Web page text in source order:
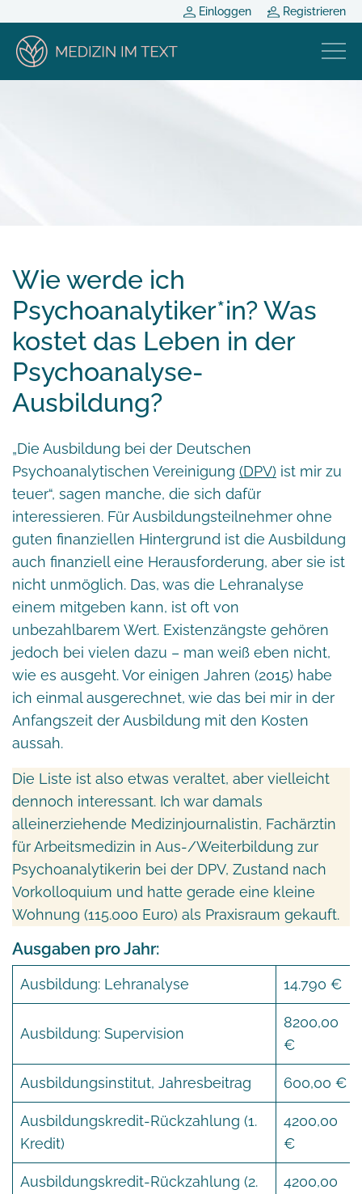
Einloggen Registrieren
Wie werde ich
Psychoanalytiker*in? Was
kostet das Leben in der
Psychoanalyse-
Ausbildung?
„Die Ausbildung bei der Deutschen
Psychoanalytischen Vereinigung (DPV) ist mir zu
teuer“, sagen manche, die sich dafür
interessieren. Für Ausbildungsteilnehmer ohne
guten finanziellen Hintergrund ist die Ausbildung
auch finanziell eine Herausforderung, aber sie ist
nicht unmöglich. Das, was die Lehranalyse
einem mitgeben kann, ist oft von
unbezahlbarem Wert. Existenzängste gehören
jedoch bei vielen dazu – man weiß eben nicht,
wie es ausgeht. Vor einigen Jahren (2015) habe
ich einmal ausgerechnet, wie das bei mir in der
Anfangszeit der Ausbildung mit den Kosten
aussah.
Die Liste ist also etwas veraltet, aber vielleicht
dennoch interessant. Ich war damals
alleinerziehende Medizinjournalistin, Fachärztin
für Arbeitsmedizin in Aus-/Weiterbildung zur
Psychoanalytikerin bei der DPV, Zustand nach
Vorkolloquium und hatte gerade eine kleine
Wohnung (115.000 Euro) als Praxisraum gekauft.
Ausgaben pro Jahr:
Ausbildung: Lehranalyse 14.790 €
Ausbildung: Supervision
8200,00
€
Ausbildungsinstitut, Jahresbeitrag 600,00 €
Ausbildungskredit-Rückzahlung (1.
Kredit)
4200,00
€
Ausbildungskredit-Rückzahlung (2.
4200,00